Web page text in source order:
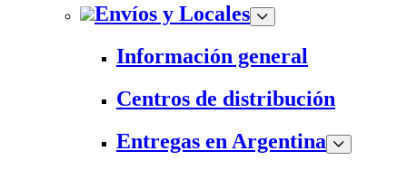
Envíos y Locales
Información general
Centros de distribución
Entregas en Argentina